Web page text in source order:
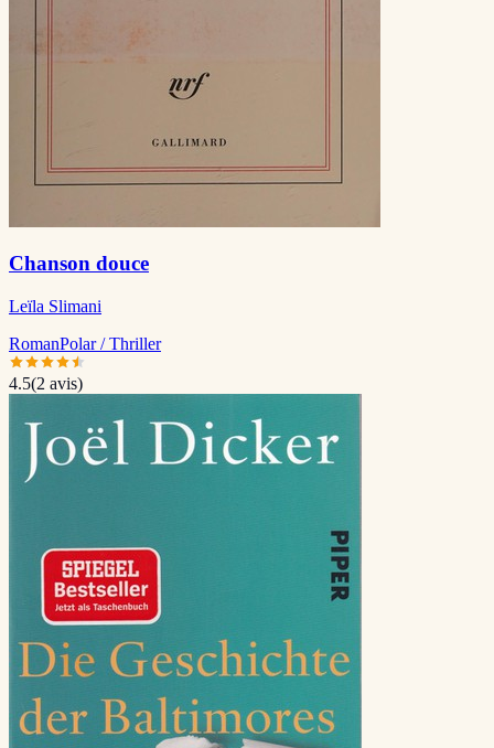
Chanson douce
Leïla Slimani
RomanPolar / Thriller
4.5(2 avis)